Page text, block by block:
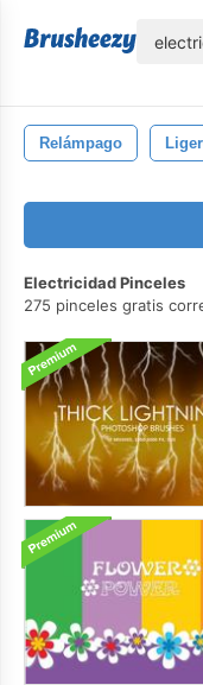
Relámpago
Electricidad Pinceles
275 pinceles gratis